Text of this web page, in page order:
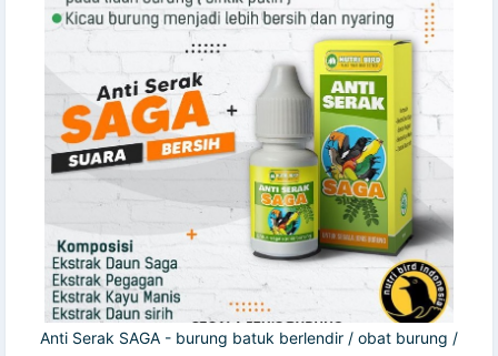
Anti Serak SAGA - burung batuk berlendir / obat burung /